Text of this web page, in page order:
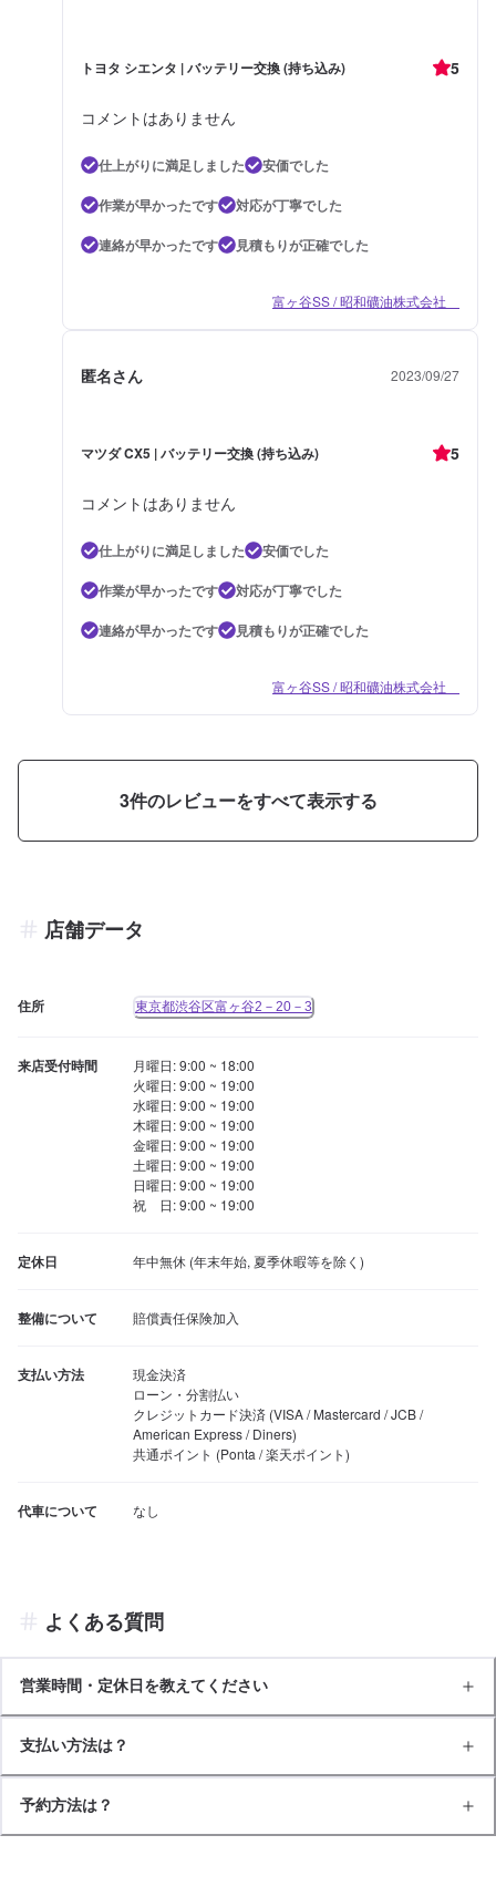
トヨタ シエンタ | バッテリー交換 (持ち込み) 5
コメントはありません
仕上がりに満足しました
安価でした
作業が早かったです
対応が丁寧でした
連絡が早かったです
見積もりが正確でした
富ヶ谷SS / 昭和礦油株式会社
匿名さん 2023/09/27
マツダ CX5 | バッテリー交換 (持ち込み) 5
コメントはありません
仕上がりに満足しました
安価でした
作業が早かったです
対応が丁寧でした
連絡が早かったです
見積もりが正確でした
富ヶ谷SS / 昭和礦油株式会社
3件のレビューをすべて表示する
店舗データ
住所 東京都渋谷区富ヶ谷2－20－3
来店受付時間
月曜日: 9:00 ~ 18:00
火曜日: 9:00 ~ 19:00
水曜日: 9:00 ~ 19:00
木曜日: 9:00 ~ 19:00
金曜日: 9:00 ~ 19:00
土曜日: 9:00 ~ 19:00
日曜日: 9:00 ~ 19:00
祝　日: 9:00 ~ 19:00
定休日 年中無休 (年末年始, 夏季休暇等を除く)
整備について 賠償責任保険加入
支払い方法
現金決済
ローン・分割払い
クレジットカード決済 (VISA / Mastercard / JCB /
American Express / Diners)
共通ポイント (Ponta / 楽天ポイント)
代車について なし
よくある質問
営業時間・定休日を教えてください
支払い方法は？
予約方法は？